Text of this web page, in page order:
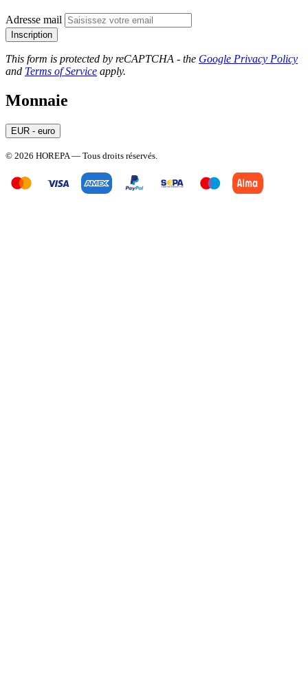
Adresse mail
Inscription
This form is protected by reCAPTCHA - the Google Privacy Policy
and Terms of Service apply.
Monnaie
EUR - euro
© 2026 HOREPA — Tous droits réservés.